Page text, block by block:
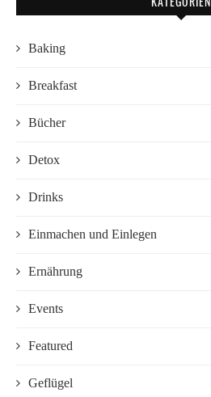
Baking
Breakfast
Bücher
Detox
Drinks
Einmachen und Einlegen
Ernährung
Events
Featured
Geflügel